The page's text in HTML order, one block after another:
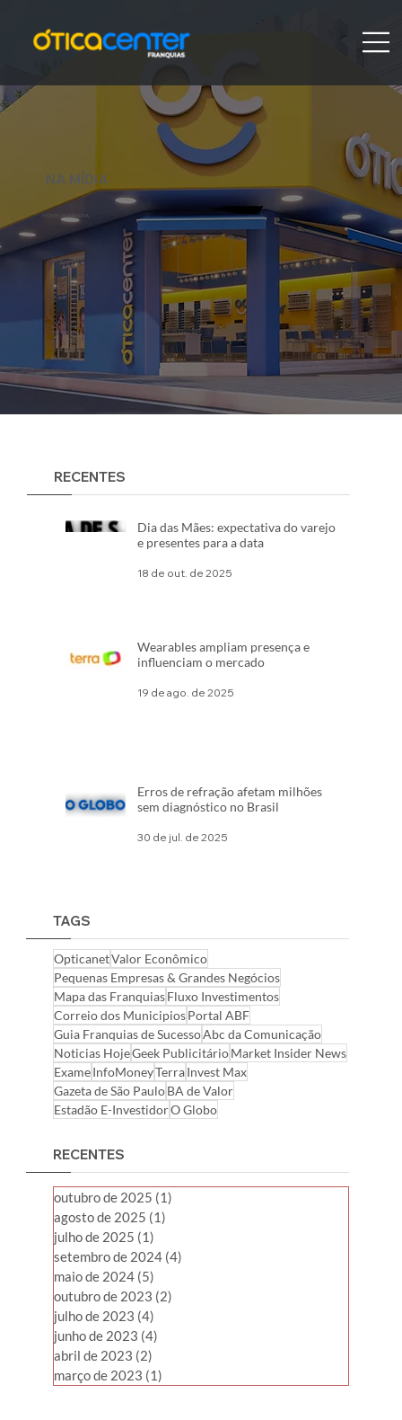
NA MÍDIA
HOME / NA MÍDIA
RECENTES
Dia das Mães: expectativa do varejo
e presentes para a data
18 de out. de 2025
Wearables ampliam presença e
influenciam o mercado
19 de ago. de 2025
Erros de refração afetam milhões
sem diagnóstico no Brasil
30 de jul. de 2025
TAGS
OpticanetValor Econômico
Pequenas Empresas & Grandes Negócios
Mapa das FranquiasFluxo Investimentos
Correio dos MunicipiosPortal ABF
Guia Franquias de SucessoAbc da Comunicação
Noticias HojeGeek PublicitárioMarket Insider News
ExameInfoMoneyTerraInvest Max
Gazeta de São PauloBA de Valor
Estadão E-InvestidorO Globo
RECENTES
outubro de 2025 (1)
agosto de 2025 (1)
julho de 2025 (1)
setembro de 2024 (4)
maio de 2024 (5)
outubro de 2023 (2)
julho de 2023 (4)
junho de 2023 (4)
abril de 2023 (2)
março de 2023 (1)